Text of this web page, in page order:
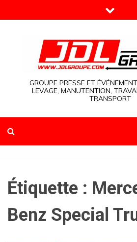
to
GROUPE PRESSE ET
LEVAGE, MANUTENTION,
TRANSPORT
Étiquette :
Benz Special